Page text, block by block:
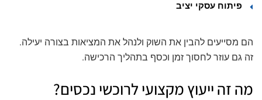
פיתוח עסקי יציב
הם מסייעים להבין את השוק ולנהל את המציאות בצורה יעילה.
זה גם עוזר לחסוך זמן וכסף בתהליך הרכישה.
מה זה ייעוץ מקצועי לרוכשי נכסים?